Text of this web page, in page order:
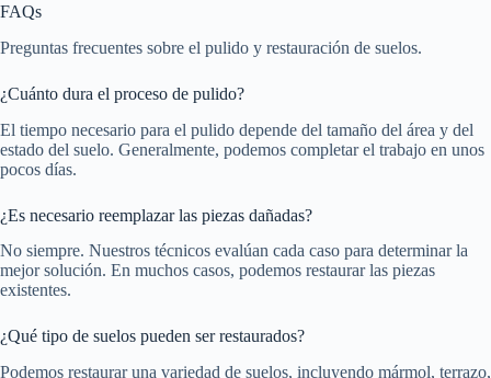
FAQs
Preguntas frecuentes sobre el pulido y restauración de suelos.
¿Cuánto dura el proceso de pulido?
El tiempo necesario para el pulido depende del tamaño del área y del
estado del suelo. Generalmente, podemos completar el trabajo en unos
pocos días.
¿Es necesario reemplazar las piezas dañadas?
No siempre. Nuestros técnicos evalúan cada caso para determinar la
mejor solución. En muchos casos, podemos restaurar las piezas
existentes.
¿Qué tipo de suelos pueden ser restaurados?
Podemos restaurar una variedad de suelos, incluyendo mármol, terrazo,